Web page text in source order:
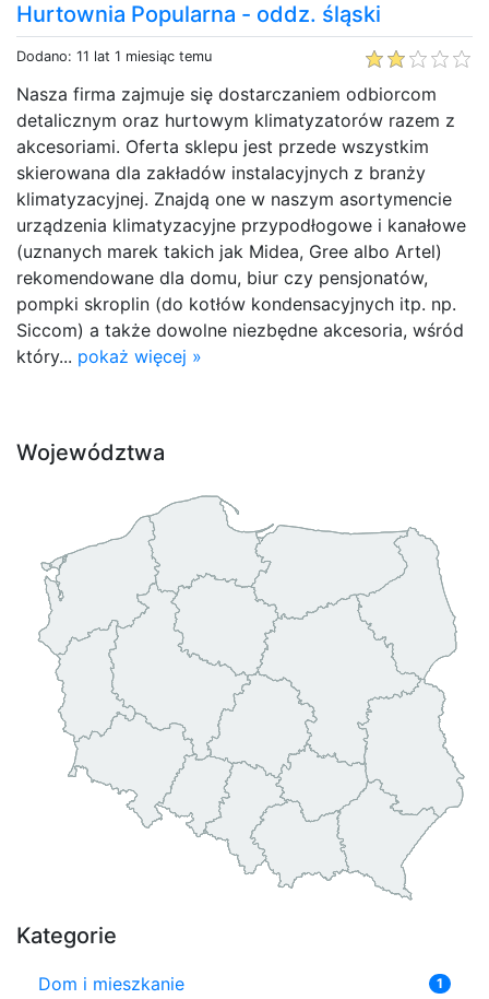
Hurtownia Popularna - oddz. śląski
Dodano: 11 lat 1 miesiąc temu
Nasza firma zajmuje się dostarczaniem odbiorcom
detalicznym oraz hurtowym klimatyzatorów razem z
akcesoriami. Oferta sklepu jest przede wszystkim
skierowana dla zakładów instalacyjnych z branży
klimatyzacyjnej. Znajdą one w naszym asortymencie
urządzenia klimatyzacyjne przypodłogowe i kanałowe
(uznanych marek takich jak Midea, Gree albo Artel)
rekomendowane dla domu, biur czy pensjonatów,
pompki skroplin (do kotłów kondensacyjnych itp. np.
Siccom) a także dowolne niezbędne akcesoria, wśród
który... pokaż więcej »
Województwa
Kategorie
Dom i mieszkanie 1